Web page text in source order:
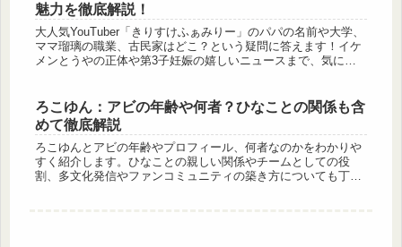
魅力を徹底解説！
大人気YouTuber「きりすけふぁみりー」のパパの名前や大学、
ママ瑠璃の職業、古民家はどこ？という疑問に答えます！イケ
メンとうやの正体や第3子妊娠の嬉しいニュースまで、気にな
ろこゆん：アビの年齢や何者？ひなことの関係も含
めて徹底解説
ろこゆんとアビの年齢やプロフィール、何者なのかをわかりや
すく紹介します。ひなことの親しい関係やチームとしての役
割、多文化発信やファンコミュニティの築き方についても丁寧